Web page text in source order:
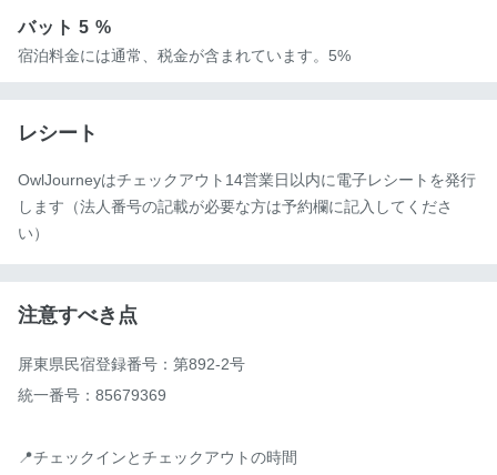
バット5 %
宿泊料金には通常、税金が含まれています。5%
レシート
OwlJourneyはチェックアウト14営業日以内に電子レシートを発行
します（法人番号の記載が必要な方は予約欄に記入してくださ
い）
注意すべき点
屏東県民宿登録番号：第892-2号
統一番号：85679369
📍チェックインとチェックアウトの時間